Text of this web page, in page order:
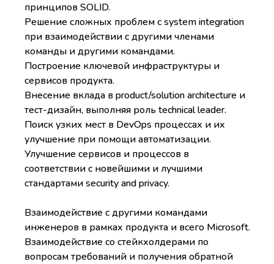
принципов SOLID.
Решение сложных проблем с system integration
при взаимодействии с другими членами
команды и другими командами.
Построение ключевой инфраструктуры и
сервисов продукта.
Внесение вклада в product/solution architecture и
тест-дизайн, выполняя роль technical leader.
Поиск узких мест в DevOps процессах и их
улучшение при помощи автоматизации.
Улучшение сервисов и процессов в
соответствии с новейшими и лучшими
стандартами security and privacy.
Взаимодействие с другими командами
инженеров в рамках продукта и всего Microsoft.
Взаимодействие со стейкхолдерами по
вопросам требований и получения обратной